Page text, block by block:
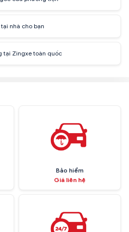
nhà cho bạn
tại Zingxe toàn quốc
Bảo hiểm
Giá liên hệ